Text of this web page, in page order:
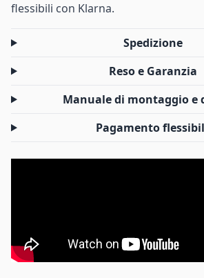
flessibili con Klarna.
Spedizione
Reso e Garanzia
Manuale di montaggio e
Pagamento